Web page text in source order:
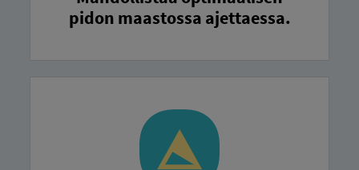
pidon maastossa ajettaessa.